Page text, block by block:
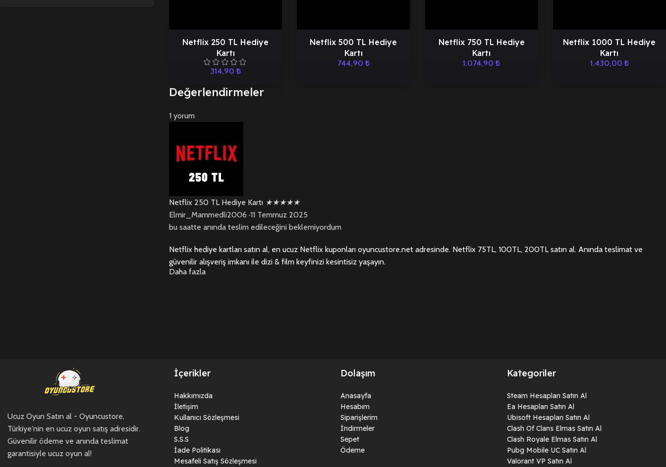
Netflix 250 TL Hediye
Kartı
314,90₺
Netflix 500 TL Hediye
Kartı
744,90 ₺
Netflix 750 TL Hediye
Kartı
1.074,90₺
Netflix 1000 TL Hediye
Kartı
1.430,00 ₺
Değerlendirmeler
1 yorum
Netflix 250 TL Hediye Kartı ★★★★★
Elmir_Mammedli2006 ·11 Temmuz 2025
bu saatte anında teslim edileceğini beklemiyordum
Netflix hediye kartları satın al, en ucuz Netflix kuponları oyuncustore.net adresinde. Netflix 75TL, 100TL, 200TL satın al. Anında teslimat ve
güvenilir alışveriş imkanı ile dizi & film keyfinizi kesintisiz yaşayın.
Daha fazla
Ucuz Oyun Satın al - Oyuncustore,
Türkiye'nin en ucuz oyun satış adresidir.
Güvenilir ödeme ve anında teslimat
garantisiyle ucuz oyun al!
İçerikler
Hakkımızda
İletişim
Kullanıcı Sözleşmesi
Blog
S.S.S
İade Politikası
Mesafeli Satış Sözleşmesi
Dolaşım
Anasayfa
Hesabım
Siparişlerim
İndirmeler
Sepet
Ödeme
Kategoriler
Steam Hesapları Satın Al
Ea Hesapları Satın Al
Ubisoft Hesapları Satın Al
Clash Of Clans Elmas Satın Al
Clash Royale Elmas Satın Al
Pubg Mobile UC Satın Al
Valorant VP Satın Al